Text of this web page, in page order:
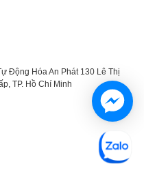
Động Hóa An Phát 130 Lê Thị
TP. Hồ Chí Minh